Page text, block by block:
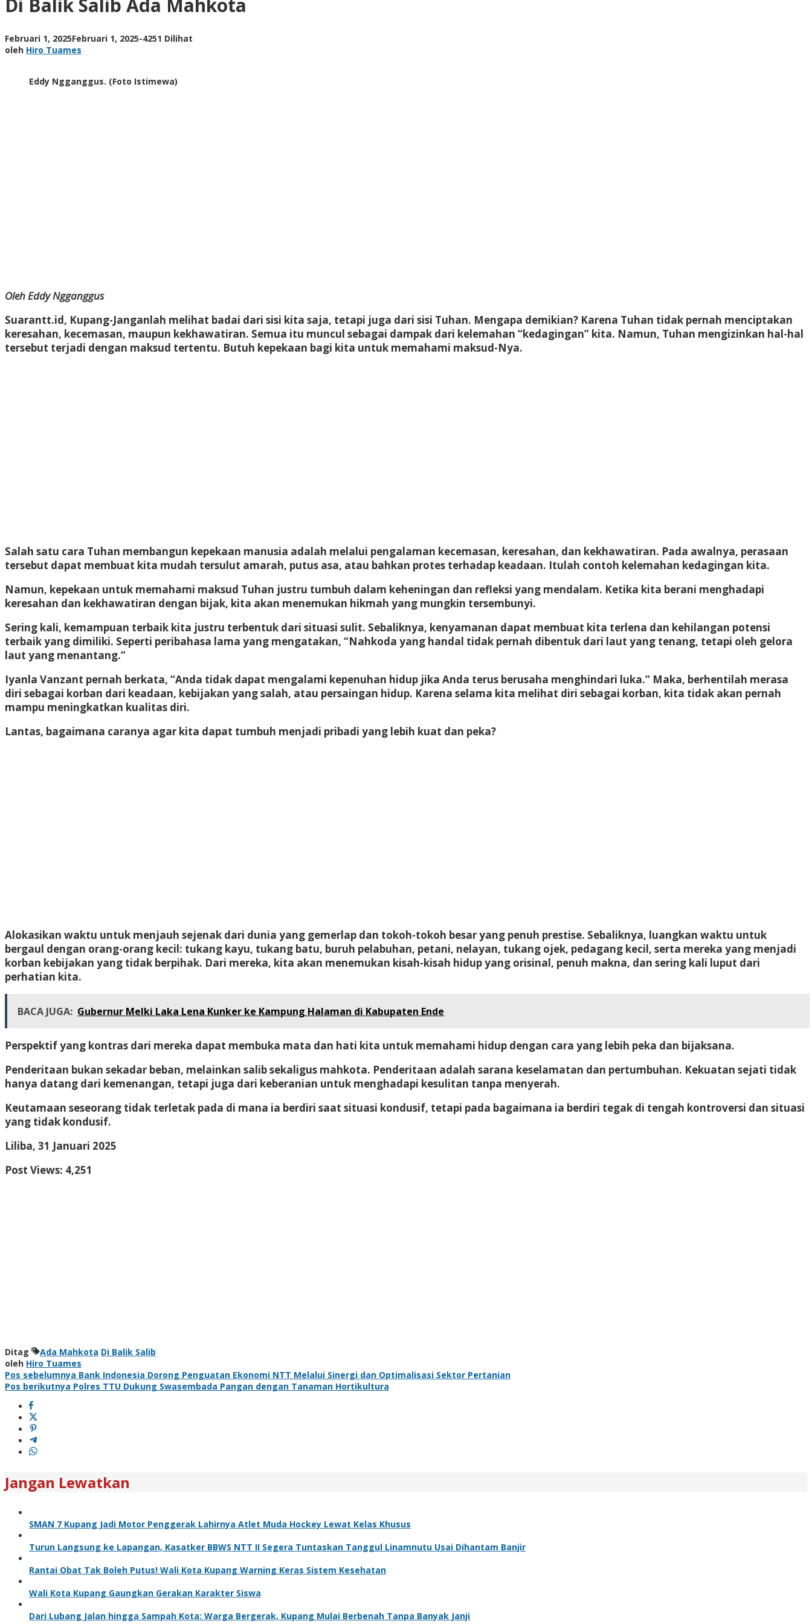
Mahkota
Di Balik Salib Ada Mahkota
Februari 1, 2025Februari 1, 2025oleh
-4251 Dilihat
oleh Hiro Tuames
Eddy Ngganggus. (Foto Istimewa)
Oleh Eddy Ngganggus
Suarantt.id, Kupang-Janganlah melihat badai dari sisi kita saja, tetapi juga dari sisi Tuhan. Mengapa demikian? Karena Tuhan tidak pernah menciptakan
keresahan, kecemasan, maupun kekhawatiran. Semua itu muncul sebagai dampak dari kelemahan “kedagingan” kita. Namun, Tuhan mengizinkan hal-hal
tersebut terjadi dengan maksud tertentu. Butuh kepekaan bagi kita untuk memahami maksud-Nya.
Salah satu cara Tuhan membangun kepekaan manusia adalah melalui pengalaman kecemasan, keresahan, dan kekhawatiran. Pada awalnya, perasaan
tersebut dapat membuat kita mudah tersulut amarah, putus asa, atau bahkan protes terhadap keadaan. Itulah contoh kelemahan kedagingan kita.
Namun, kepekaan untuk memahami maksud Tuhan justru tumbuh dalam keheningan dan refleksi yang mendalam. Ketika kita berani menghadapi
keresahan dan kekhawatiran dengan bijak, kita akan menemukan hikmah yang mungkin tersembunyi.
Sering kali, kemampuan terbaik kita justru terbentuk dari situasi sulit. Sebaliknya, kenyamanan dapat membuat kita terlena dan kehilangan potensi
terbaik yang dimiliki. Seperti peribahasa lama yang mengatakan, “Nahkoda yang handal tidak pernah dibentuk dari laut yang tenang, tetapi oleh gelora
laut yang menantang.”
Iyanla Vanzant pernah berkata, “Anda tidak dapat mengalami kepenuhan hidup jika Anda terus berusaha menghindari luka.” Maka, berhentilah merasa
diri sebagai korban dari keadaan, kebijakan yang salah, atau persaingan hidup. Karena selama kita melihat diri sebagai korban, kita tidak akan pernah
mampu meningkatkan kualitas diri.
Lantas, bagaimana caranya agar kita dapat tumbuh menjadi pribadi yang lebih kuat dan peka?
Alokasikan waktu untuk menjauh sejenak dari dunia yang gemerlap dan tokoh-tokoh besar yang penuh prestise. Sebaliknya, luangkan waktu untuk
bergaul dengan orang-orang kecil: tukang kayu, tukang batu, buruh pelabuhan, petani, nelayan, tukang ojek, pedagang kecil, serta mereka yang menjadi
korban kebijakan yang tidak berpihak. Dari mereka, kita akan menemukan kisah-kisah hidup yang orisinal, penuh makna, dan sering kali luput dari
perhatian kita.
BACA JUGA: Gubernur Melki Laka Lena Kunker ke Kampung Halaman di Kabupaten Ende
Perspektif yang kontras dari mereka dapat membuka mata dan hati kita untuk memahami hidup dengan cara yang lebih peka dan bijaksana.
Penderitaan bukan sekadar beban, melainkan salib sekaligus mahkota. Penderitaan adalah sarana keselamatan dan pertumbuhan. Kekuatan sejati tidak
hanya datang dari kemenangan, tetapi juga dari keberanian untuk menghadapi kesulitan tanpa menyerah.
Keutamaan seseorang tidak terletak pada di mana ia berdiri saat situasi kondusif, tetapi pada bagaimana ia berdiri tegak di tengah kontroversi dan situasi
yang tidak kondusif.
Liliba, 31 Januari 2025
Post Views: 4,251
Ditag Ada Mahkota Di Balik Salib
oleh Hiro Tuames
Navigasi
pos
Pos sebelumnya Bank Indonesia Dorong Penguatan Ekonomi NTT Melalui Sinergi dan Optimalisasi Sektor Pertanian
Pos berikutnya Polres TTU Dukung Swasembada Pangan dengan Tanaman Hortikultura
Jangan Lewatkan
SMAN 7 Kupang Jadi Motor Penggerak Lahirnya Atlet Muda Hockey Lewat Kelas Khusus
Turun Langsung ke Lapangan, Kasatker BBWS NTT II Segera Tuntaskan Tanggul Linamnutu Usai Dihantam Banjir
Rantai Obat Tak Boleh Putus! Wali Kota Kupang Warning Keras Sistem Kesehatan
Wali Kota Kupang Gaungkan Gerakan Karakter Siswa
Dari Lubang Jalan hingga Sampah Kota: Warga Bergerak, Kupang Mulai Berbenah Tanpa Banyak Janji